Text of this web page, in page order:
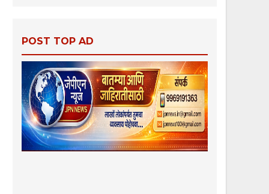
POST TOP AD